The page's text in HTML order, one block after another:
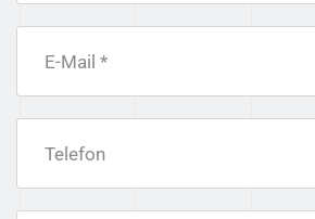
E-Mail *
Telefon